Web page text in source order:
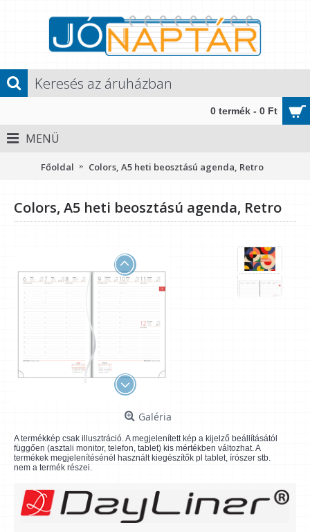
0 termék - 0 Ft
MENÜ
Főoldal Colors, A5 heti beosztású agenda, Retro
Colors, A5 heti beosztású agenda, Retro
Galéria
A termékkép csak illusztráció. A megjelenített kép a kijelző beállításától
függően (asztali monitor, telefon, tablet) kis mértékben változhat. A
termékek megjelenítésénél használt kiegészítők pl tablet, írószer stb.
nem a termék részei.